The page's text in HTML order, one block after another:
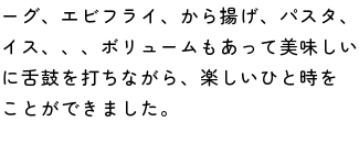
グ、エビフライ、から揚げ、パスタ、
ス、、、ボリュームもあって美味しい
舌鼓を打ちながら、楽しいひと時を
とができました。